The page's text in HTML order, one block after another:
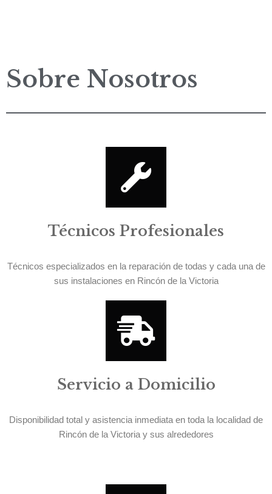
Sobre Nosotros
Técnicos Profesionales
Técnicos especializados en la reparación de todas y cada una de
sus instalaciones en Rincón de la Victoria
Servicio a Domicilio
Disponibilidad total y asistencia inmediata en toda la localidad de
Rincón de la Victoria y sus alrededores